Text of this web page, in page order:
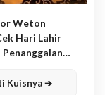
Weton
Hari Lahir
Kuisnya ➔